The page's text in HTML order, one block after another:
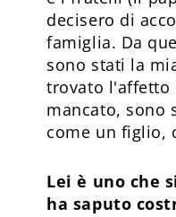
decisero di
famiglia. Da
sono stati la
trovato l'affetto
mancato, sono
come un figlio,
Lei è uno che
ha saputo